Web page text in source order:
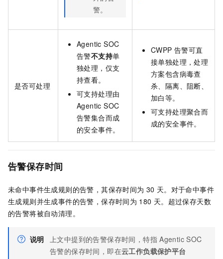
警。
是否可处理
Agentic SOC
告警不支持单
独处理，仅支
持查看。
可支持处理由
Agentic SOC
告警集合而成
的安全事件。
CWPP 告警可直
接单独处理，处理
方案包含病毒查
杀、隔离、阻断、
加白等。
可支持处理聚合而
成的安全事件。
告警保存时间
未命中事件生成规则的告警，其保存时间为 30 天。对于命中事件
生成规则并生成事件的告警，保存时间为 180 天。超过保存天数
的告警将被自动清理。
说明 上文中提到的告警保存时间，特指 Agentic SOC
告警的保存时间，即在云工作负载保护平台